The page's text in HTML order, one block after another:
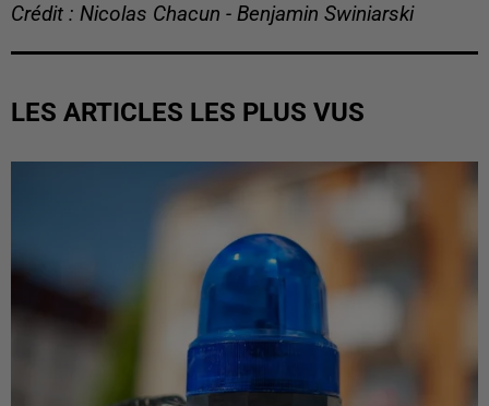
Crédit : Nicolas Chacun - Benjamin Swiniarski
LES ARTICLES LES PLUS VUS